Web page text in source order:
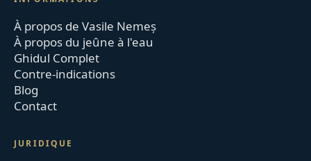
À propos de Vasile Nemeș
À propos du jeûne à l'eau
Ghidul Complet
Contre-indications
Blog
Contact
JURIDIQUE